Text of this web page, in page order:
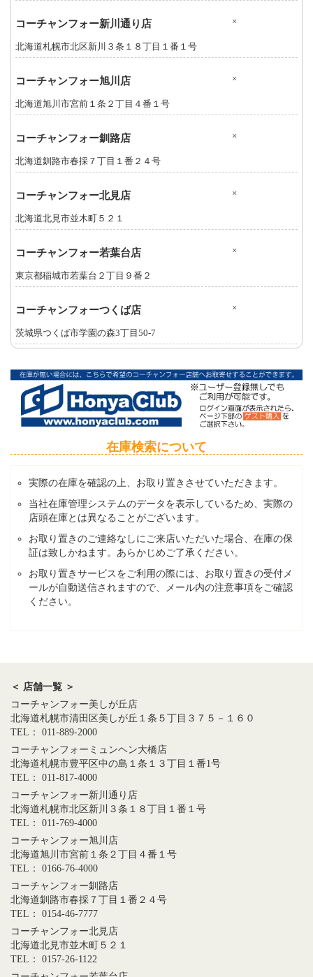
コーチャンフォー新川通り店 ×
北海道札幌市北区新川３条１８丁目１番１号
コーチャンフォー旭川店 ×
北海道旭川市宮前１条２丁目４番１号
コーチャンフォー釧路店 ×
北海道釧路市春採７丁目１番２４号
コーチャンフォー北見店 ×
北海道北見市並木町５２１
コーチャンフォー若葉台店 ×
東京都稲城市若葉台２丁目９番２
コーチャンフォーつくば店 ×
茨城県つくば市学園の森3丁目50-7
在庫検索について
実際の在庫を確認の上、お取り置きさせていただきます。
当社在庫管理システムのデータを表示しているため、実際の
店頭在庫とは異なることがございます。
お取り置きのご連絡なしにご来店いただいた場合、在庫の保
証は致しかねます。あらかじめご了承ください。
お取り置きサービスをご利用の際には、お取り置きの受付メ
ールが自動送信されますので、メール内の注意事項をご確認
ください。
＜ 店舗一覧 ＞
コーチャンフォー美しが丘店
北海道札幌市清田区美しが丘１条５丁目３７５－１６０
TEL： 011-889-2000
コーチャンフォーミュンヘン大橋店
北海道札幌市豊平区中の島１条１３丁目１番1号
TEL： 011-817-4000
コーチャンフォー新川通り店
北海道札幌市北区新川３条１８丁目１番１号
TEL： 011-769-4000
コーチャンフォー旭川店
北海道旭川市宮前１条２丁目４番１号
TEL： 0166-76-4000
コーチャンフォー釧路店
北海道釧路市春採７丁目１番２４号
TEL： 0154-46-7777
コーチャンフォー北見店
北海道北見市並木町５２１
TEL： 0157-26-1122